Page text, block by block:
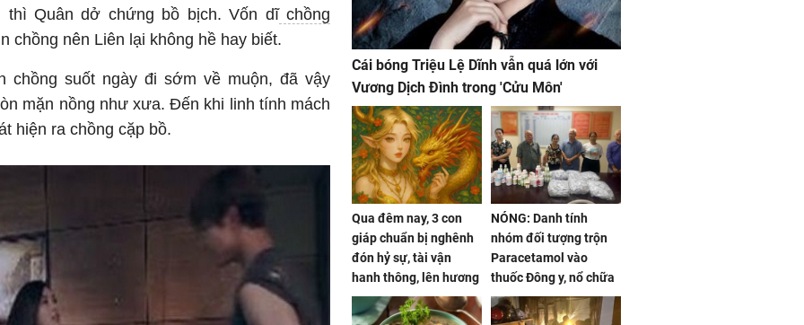
Quân dở chứng bồ bịch. Vốn dĩchồng
chồng nên Liên lại không hề hay biết.
chồng suốt ngày đi sớm về muộn, đã vậy
mặn nồng như xưa. Đến khi linh tính mách
hiện ra chồng cặp bồ.
Cái bóng Triệu Lệ Dĩnh vẫn quá lớn với
Vương Dịch Đình trong 'Cửu Môn'
Qua đêm nay, 3 con
giáp chuẩn bị nghênh
đón hỷ sự, tài vận
hanh thông, lên hương
hóa Rồng hóa Phượng,
gom hết may mắn về
NÓNG: Danh tính
nhóm đối tượng trộn
Paracetamol vào
thuốc Đông y, nổ chữa
bách bệnh